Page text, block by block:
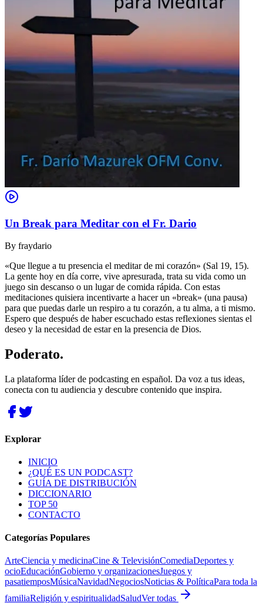
Un Break para Meditar con el Fr. Dario
By fraydario
«Que llegue a tu presencia el meditar de mi corazón» (Sal 19, 15).
La gente hoy en día corre, vive apresurada, trata su vida como un
juego sin descanso o un lugar de comida rápida. Con estas
meditaciones quisiera incentivarte a hacer un «break» (una pausa)
para que puedas darle un respiro a tu corazón, a tu alma, a ti mismo.
Espero que después de haber escuchado estas reflexiones sientas el
deseo y la necesidad de estar en la presencia de Dios.
Poderato.
La plataforma líder de podcasting en español. Da voz a tus ideas,
conecta con tu audiencia y descubre contenido que inspira.
Explorar
INICIO
¿QUÉ ES UN PODCAST?
GUÍA DE DISTRIBUCIÓN
DICCIONARIO
TOP 50
CONTACTO
Categorías Populares
ArteCiencia y medicinaCine & TelevisiónComediaDeportes y
ocioEducaciónGobierno y organizacionesJuegos y
pasatiemposMúsicaNavidadNegociosNoticias & PolíticaPara toda la
familiaReligión y espiritualidadSaludVer todas